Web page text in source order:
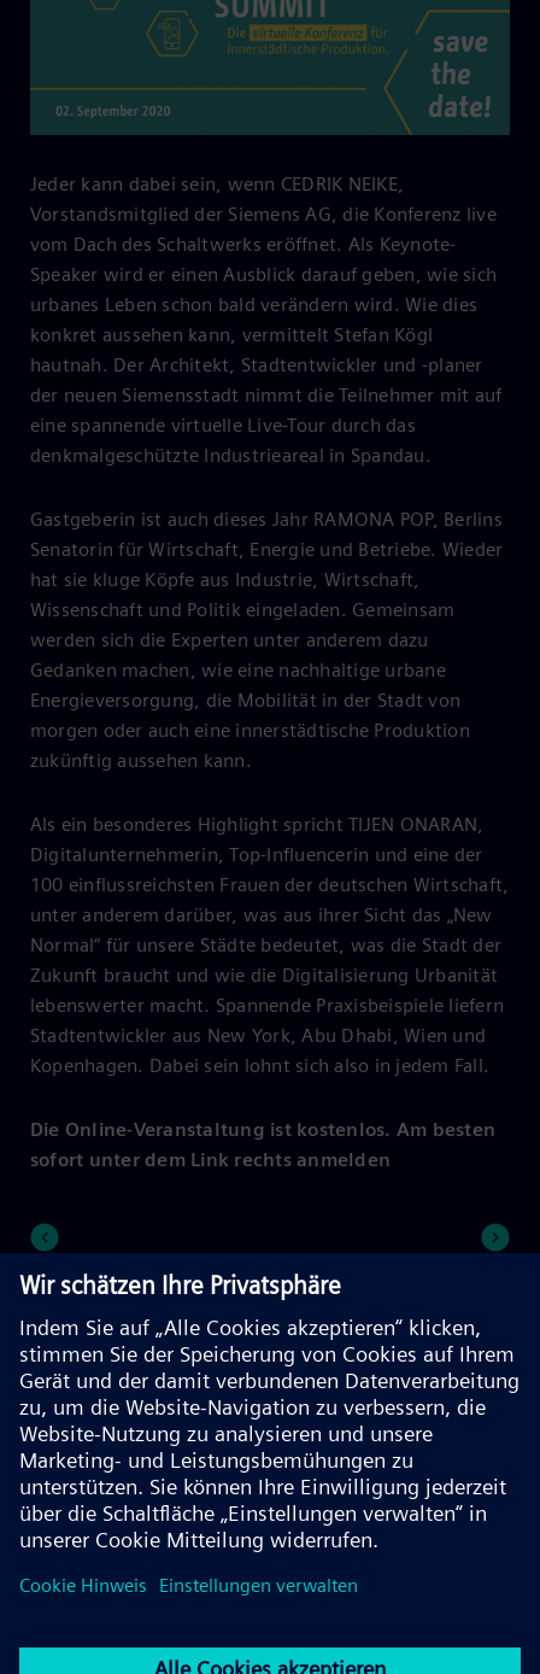
Jeder kann dabei sein, wenn CEDRIK NEIKE,
Vorstandsmitglied der Siemens AG, die Konferenz live
vom Dach des Schaltwerks eröffnet. Als Keynote-
Speaker wird er einen Ausblick darauf geben, wie sich
urbanes Leben schon bald verändern wird. Wie dies
konkret aussehen kann, vermittelt Stefan Kögl
hautnah. Der Architekt, Stadtentwickler und -planer
der neuen Siemensstadt nimmt die Teilnehmer mit auf
eine spannende virtuelle Live-Tour durch das
denkmalgeschützte Industrieareal in Spandau.
Gastgeberin ist auch dieses Jahr RAMONA POP, Berlins
Senatorin für Wirtschaft, Energie und Betriebe. Wieder
hat sie kluge Köpfe aus Industrie, Wirtschaft,
Wissenschaft und Politik eingeladen. Gemeinsam
werden sich die Experten unter anderem dazu
Gedanken machen, wie eine nachhaltige urbane
Energieversorgung, die Mobilität in der Stadt von
morgen oder auch eine innerstädtische Produktion
zukünftig aussehen kann.
Als ein besonderes Highlight spricht TIJEN ONARAN,
Digitalunternehmerin, Top-Influencerin und eine der
100 einflussreichsten Frauen der deutschen Wirtschaft,
unter anderem darüber, was aus ihrer Sicht das „New
Normal“ für unsere Städte bedeutet, was die Stadt der
Zukunft braucht und wie die Digitalisierung Urbanität
lebenswerter macht. Spannende Praxisbeispiele liefern
Stadtentwickler aus New York, Abu Dhabi, Wien und
Kopenhagen. Dabei sein lohnt sich also in jedem Fall.
Die Online-Veranstaltung ist kostenlos. Am besten
sofort unter dem Link rechts anmelden